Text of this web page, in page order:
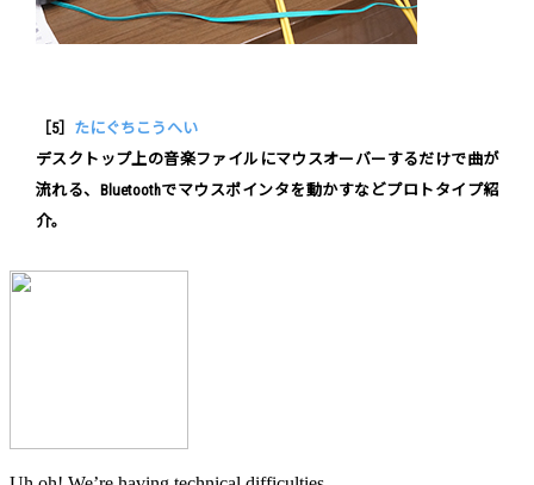
［5］ たにぐちこうへい
デスクトップ上の音楽ファイルにマウスオーバーするだけで曲が
流れる、Bluetoothでマウスポインタを動かすなどプロトタイプ紹
介。